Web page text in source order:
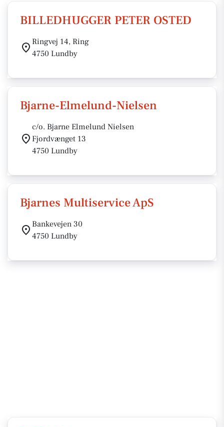
BILLEDHUGGER PETER OSTED
Ringvej 14, Ring
4750 Lundby
Bjarne-Elmelund-Nielsen
c/o. Bjarne Elmelund Nielsen
Fjordvænget 13
4750 Lundby
Bjarnes Multiservice ApS
Bankevejen 30
4750 Lundby